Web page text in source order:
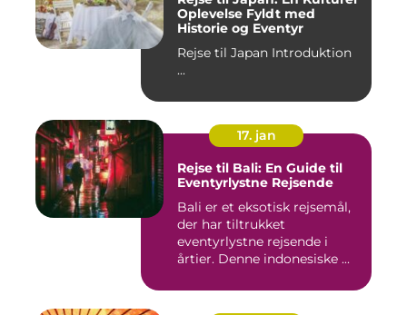
Oplevelse Fyldt med
Historie og Eventyr
Rejse til Japan Introduktion
...
17. jan
Rejse til Bali: En Guide til
Eventyrlystne Rejsende
Bali er et eksotisk rejsemål,
der har tiltrukket
eventyrlystne rejsende i
årtier. Denne indonesiske ...